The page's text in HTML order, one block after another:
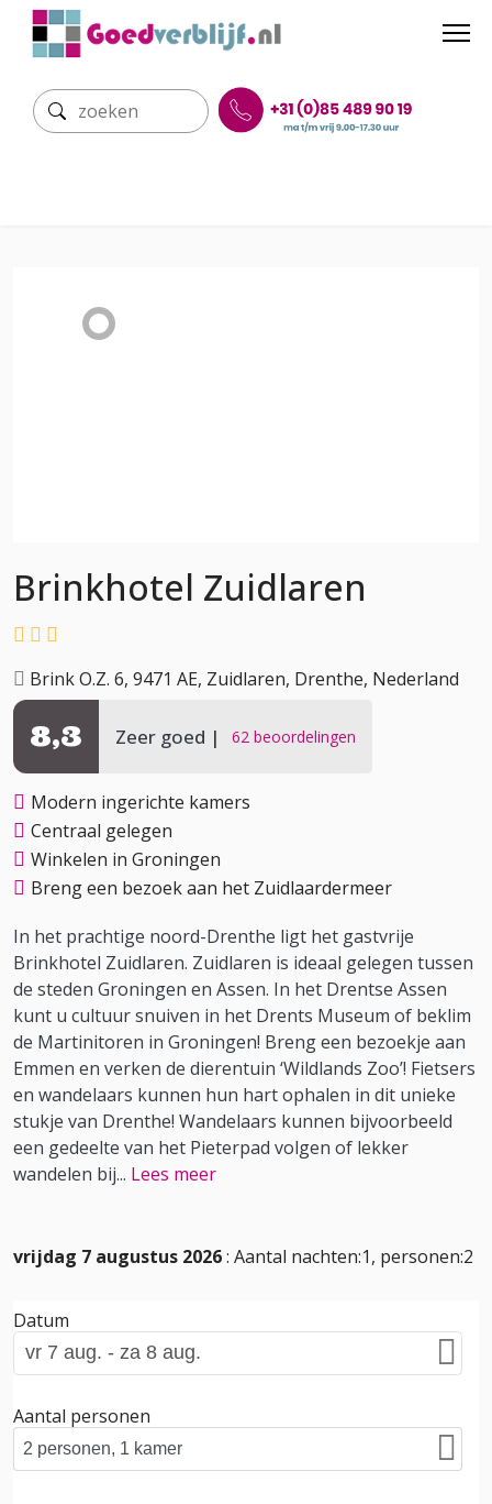
Brinkhotel Zuidlaren
Brink O.Z. 6, 9471 AE, Zuidlaren, Drenthe, Nederland
Zeer goed 62 beoordelingen
8,3
Modern ingerichte kamers
Centraal gelegen
Winkelen in Groningen
Breng een bezoek aan het Zuidlaardermeer
In het prachtige noord-Drenthe ligt het gastvrije
Brinkhotel Zuidlaren. Zuidlaren is ideaal gelegen tussen
de steden Groningen en Assen. In het Drentse Assen
kunt u cultuur snuiven in het Drents Museum of beklim
de Martinitoren in Groningen! Breng een bezoekje aan
Emmen en verken de dierentuin ‘Wildlands Zoo’! Fietsers
en wandelaars kunnen hun hart ophalen in dit unieke
stukje van Drenthe! Wandelaars kunnen bijvoorbeeld
een gedeelte van het Pieterpad volgen of lekker
wandelen bij... Lees meer
vrijdag 7 augustus 2026: Aantal nachten:1, personen:2
Datum
Aantal personen